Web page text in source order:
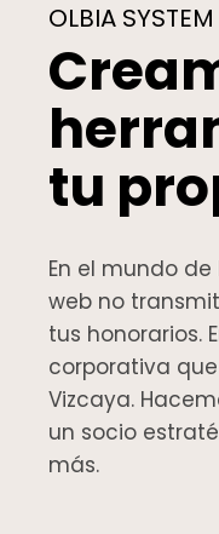
OLBIA SYSTEM
tu
En el mundo
web no
tus honorarios.
corporativa
Vizcaya.
un socio
más.